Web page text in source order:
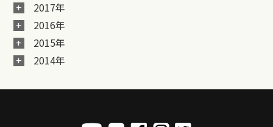
2017年
2016年
2015年
2014年